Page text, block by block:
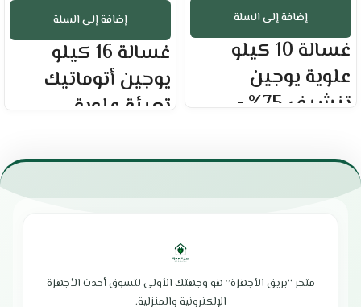
إضافة إلى السلة
غسالة 10 كيلو
علوية يوجين
تنشيف 75% -
العلامة التجارية : يوجين
غطاء شفاف يتيح الرؤية
إضافة إلى السلة
غسالة 16 كيلو
يوجين أتوماتيك
تعبئة علوية –
العلامة التجارية : يوجين
من الطاقة
نظام تشخيص ذاتي للأعطال
متجر “بريق الأجهزة” هو وجهتك الأولى لتسوق أحدث الأجهزة
الإلكترونية والمنزلية.